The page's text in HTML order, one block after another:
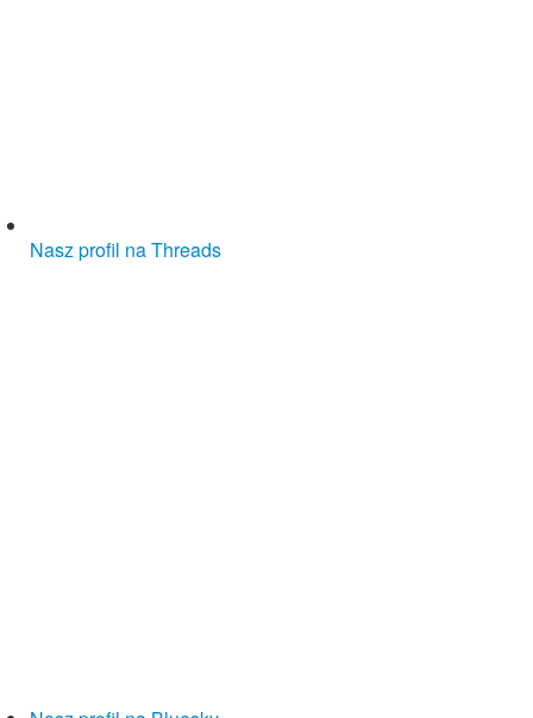
Nasz profil na Threads